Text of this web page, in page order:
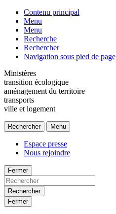
Contenu principal
Menu
Menu
Recherche
Rechercher
Navigation sous pied de page
Ministères
transition écologique
aménagement du territoire
transports
ville et logement
Rechercher Menu
Espace presse
Nous rejoindre
Fermer
Rechercher
Fermer